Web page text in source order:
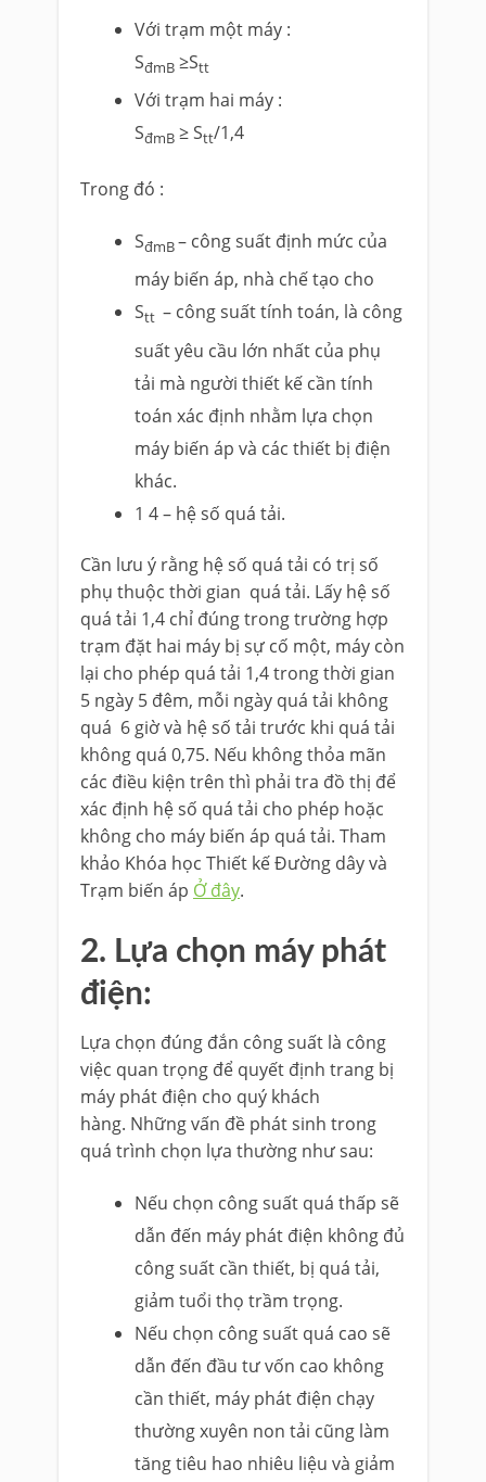
Với trạm một máy :
SđmB ≥Stt
Với trạm hai máy :
SđmB ≥ Stt/1,4
Trong đó :
SđmB– công suất định mức của
máy biến áp, nhà chế tạo cho
Stt – công suất tính toán, là công
suất yêu cầu lớn nhất của phụ
tải mà người thiết kế cần tính
toán xác định nhằm lựa chọn
máy biến áp và các thiết bị điện
khác.
1 4 – hệ số quá tải.
Cần lưu ý rằng hệ số quá tải có trị số
phụ thuộc thời gian quá tải. Lấy hệ số
quá tải 1,4 chỉ đúng trong trường hợp
trạm đặt hai máy bị sự cố một, máy còn
lại cho phép quá tải 1,4 trong thời gian
5 ngày 5 đêm, mỗi ngày quá tải không
quá 6 giờ và hệ số tải trước khi quá tải
không quá 0,75. Nếu không thỏa mãn
các điều kiện trên thì phải tra đồ thị để
xác định hệ số quá tải cho phép hoặc
không cho máy biến áp quá tải. Tham
khảo Khóa học Thiết kế Đường dây và
Trạm biến áp Ở đây.
2. Lựa chọn máy phát
điện:
Lựa chọn đúng đắn công suất là công
việc quan trọng để quyết định trang bị
máy phát điện cho quý khách
hàng. Những vấn đề phát sinh trong
quá trình chọn lựa thường như sau:
Nếu chọn công suất quá thấp sẽ
dẫn đến máy phát điện không đủ
công suất cần thiết, bị quá tải,
giảm tuổi thọ trầm trọng.
Nếu chọn công suất quá cao sẽ
dẫn đến đầu tư vốn cao không
cần thiết, máy phát điện chạy
thường xuyên non tải cũng làm
tăng tiêu hao nhiêu liệu và giảm